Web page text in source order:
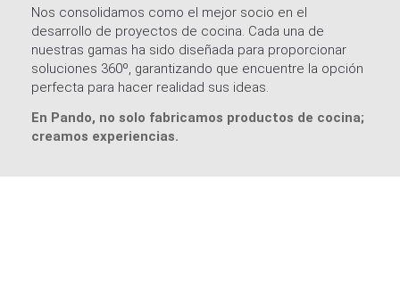
Nos consolidamos como el mejor socio en el
desarrollo de proyectos de cocina. Cada una de
nuestras gamas ha sido diseñada para proporcionar
soluciones 360º, garantizando que encuentre la opción
perfecta para hacer realidad sus ideas.
En Pando, no solo fabricamos productos de cocina;
creamos experiencias.